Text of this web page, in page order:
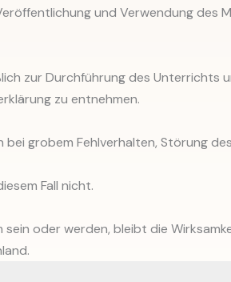
und Verwendung des
zur Durchführung des
zu entnehmen.
bei grobem Fehlverhalten, Störung
Fall nicht.
sein oder werden, bleibt die